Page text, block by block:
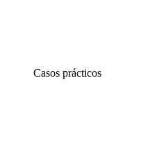
Casos prácticos